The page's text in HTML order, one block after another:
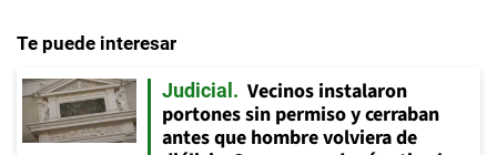
Te puede interesar
Judicial
Vecinos instalaron
portones sin permiso y cerraban
antes que hombre volviera de